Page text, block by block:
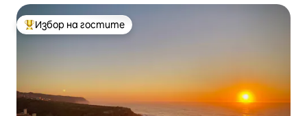
Най-популярен избор на гостите
Избор на гостите